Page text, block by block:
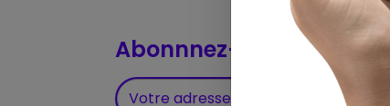
Abonnnez-vous à notre